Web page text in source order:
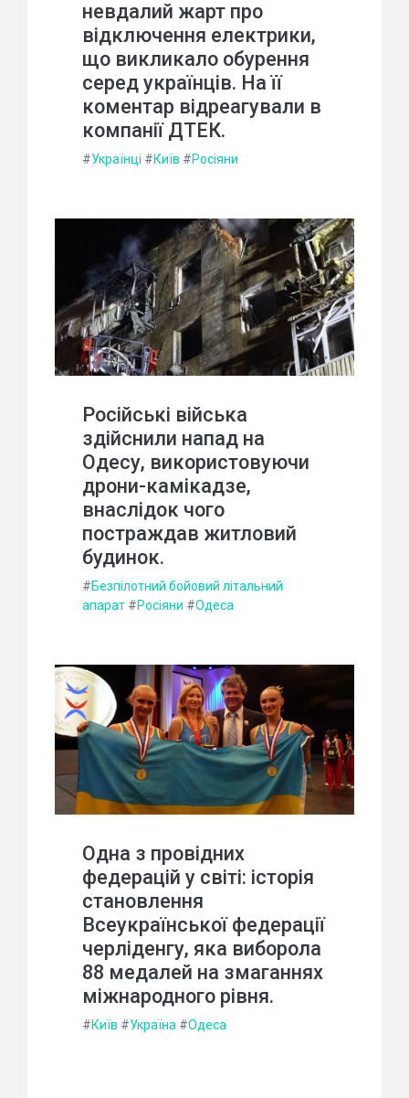
невдалий жарт про
відключення електрики,
що викликало обурення
серед українців. На її
коментар відреагували в
компанії ДТЕК.
#Українці #Київ #Росіяни
Російські війська
здійснили напад на
Одесу, використовуючи
дрони-камікадзе,
внаслідок чого
постраждав житловий
будинок.
#Безпілотний бойовий літальний
апарат #Росіяни #Одеса
Одна з провідних
федерацій у світі: історія
становлення
Всеукраїнської федерації
черліденгу, яка виборола
88 медалей на змаганнях
міжнародного рівня.
#Київ #Україна #Одеса